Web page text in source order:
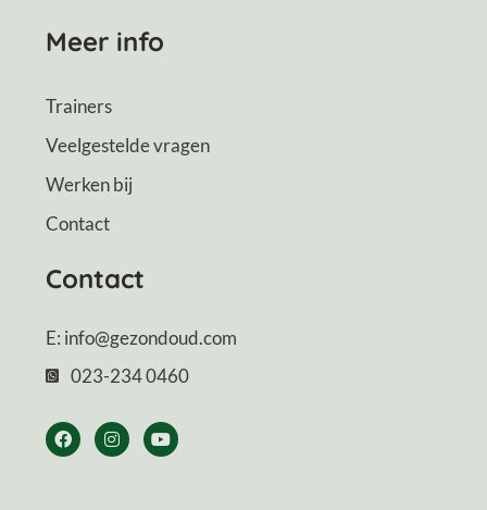
Meer info
Trainers
Veelgestelde vragen
Werken bij
Contact
Contact
E: info@gezondoud.com
023-234 0460